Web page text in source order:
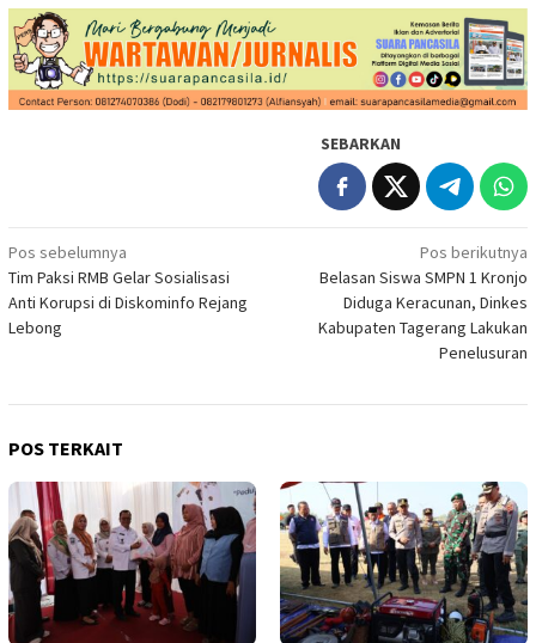
SEBARKAN
Navigasi
pos
Pos sebelumnya
Tim Paksi RMB Gelar Sosialisasi
Anti Korupsi di Diskominfo Rejang
Lebong
Pos berikutnya
Belasan Siswa SMPN 1 Kronjo
Diduga Keracunan, Dinkes
Kabupaten Tagerang Lakukan
Penelusuran
POS TERKAIT